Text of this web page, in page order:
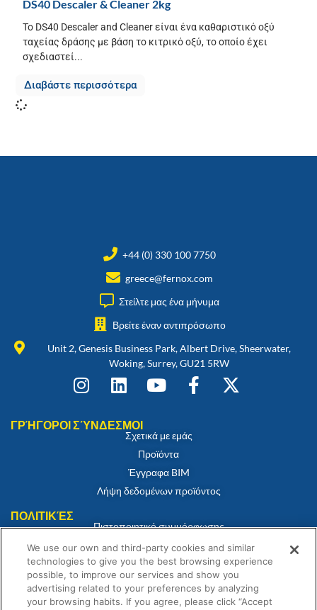
DS40 Descaler & Cleaner 2kg
Το DS40 Descaler and Cleaner είναι ένα καθαριστικό οξύ
ταχείας δράσης με βάση το κιτρικό οξύ, το οποίο έχει
σχεδιαστεί...
Διαβάστε περισσότερα
+44 (0) 330 100 7750
greece@fernox.com
Στείλτε μας ένα μήνυμα
Βρείτε έναν αντιπρόσωπο
Unit 2, Genesis Business Park, Albert Drive, Sheerwater,
Woking, Surrey, GU21 5RW
ΓΡΉΓΟΡΟΙ ΣΎΝΔΕΣΜΟΙ
Σχετικά με εμάς
Προϊόντα
Έγγραφα BIM
Λήψη δεδομένων προϊόντος
ΠΟΛΙΤΙΚΈΣ
Πιστοποιητικό συμμόρφωσης
Πολιτική για τα cookies
Αποποίηση ευθύνης
Πολιτική απορρήτου
Όροι και Προϋποθέσεις Πώλησης
We use our own and third-party cookies and similar
technologies to give you the best browsing experience
possible, to improve our services and show you
advertising related to your preferences by analyzing
your browsing habits. If you agree, please click “Accept